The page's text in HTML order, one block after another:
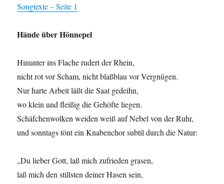
Songtexte – Seite 1
Hände über Hönnepel
Hinunter ins Flache rudert der Rhein,
nicht rot vor Scham, nicht blaßblau vor Vergnügen.
Nur harte Arbeit läßt die Saat gedeihn,
wo klein und fleißig die Gehöfte liegen.
Schäfchenwolken weiden weiß auf Nebel von der Ruhr,
und sonntags tönt ein Knabenchor subtil durch die Natur:
„Du lieber Gott, laß mich zufrieden grasen,
laß mich den stillsten deiner Hasen sein,